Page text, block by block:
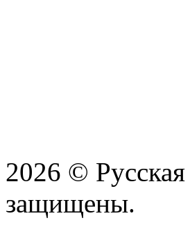
2026 ©
защищены.